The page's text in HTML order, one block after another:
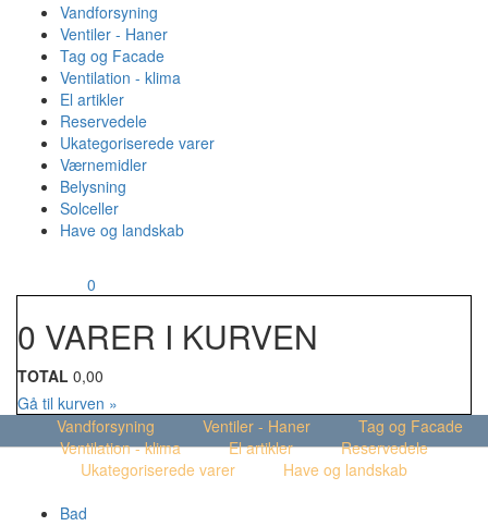
Vandforsyning
Ventiler - Haner
Tag og Facade
Ventilation - klima
El artikler
Reservedele
Ukategoriserede varer
Værnemidler
Belysning
Solceller
Have og landskab
0
0 VARER I KURVEN
TOTAL 0,00
Gå til kurven »
Vandforsyning
Ventiler - Haner
Tag og Facade
Ventilation - klima
El artikler
Reservedele
Ukategoriserede varer
Have og landskab
Bad